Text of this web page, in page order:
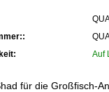
Auf
für die Großfisch-